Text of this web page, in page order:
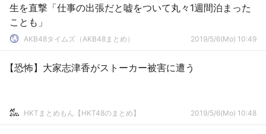
生を直撃「仕事の出張だと嘘をついて丸々1週間泊まった
ことも」
AKB48タイムズ（AKB48まとめ） 2019/5/6(Mo) 10:49
【恐怖】大家志津香がストーカー被害に遭う
HKTまとめもん【HKT48のまとめ】 2019/5/6(Mo) 10:48